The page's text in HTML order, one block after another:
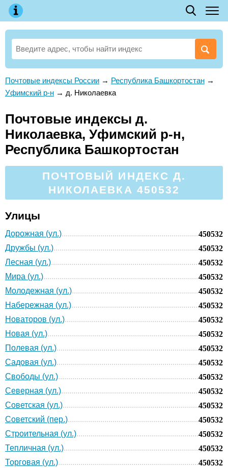
Почтовые индексы России → Республика Башкортостан →
Уфимский р-н → д. Николаевка
Почтовые индексы д.
Николаевка, Уфимский р-н,
Республика Башкортостан
ПОЧТОВЫЙ ИНДЕКС Д.
НИКОЛАЕВКА 450532
Улицы
Дорожная (ул.)
450532
Дружбы (ул.)
450532
Лесная (ул.)
450532
Мира (ул.)
450532
Молодежная (ул.)
450532
Набережная (ул.)
450532
Новаторов (ул.)
450532
Новая (ул.)
450532
Полевая (ул.)
450532
Садовая (ул.)
450532
Свободы (ул.)
450532
Северная (ул.)
450532
Советская (ул.)
450532
Советский (пер.)
450532
Строительная (ул.)
450532
Тепличная (ул.)
450532
Торговая (ул.)
450532